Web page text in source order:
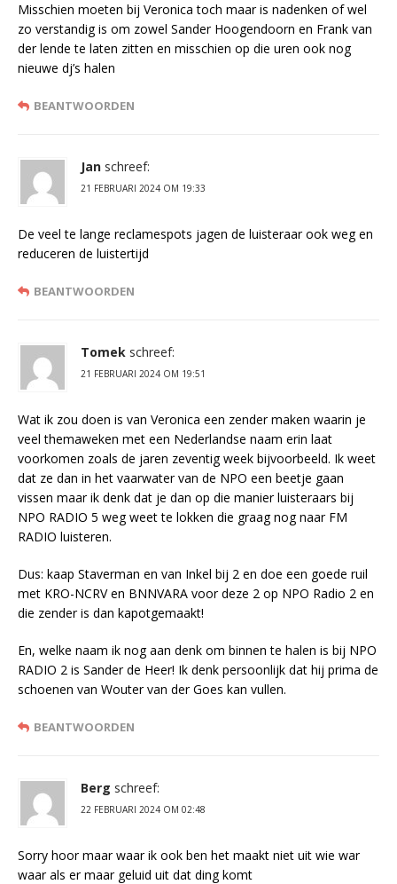
Misschien moeten bij Veronica toch maar is nadenken of wel
zo verstandig is om zowel Sander Hoogendoorn en Frank van
der lende te laten zitten en misschien op die uren ook nog
nieuwe dj’s halen
BEANTWOORDEN
Jan schreef:
21 FEBRUARI 2024 OM 19:33
De veel te lange reclamespots jagen de luisteraar ook weg en
reduceren de luistertijd
BEANTWOORDEN
Tomek schreef:
21 FEBRUARI 2024 OM 19:51
Wat ik zou doen is van Veronica een zender maken waarin je
veel themaweken met een Nederlandse naam erin laat
voorkomen zoals de jaren zeventig week bijvoorbeeld. Ik weet
dat ze dan in het vaarwater van de NPO een beetje gaan
vissen maar ik denk dat je dan op die manier luisteraars bij
NPO RADIO 5 weg weet te lokken die graag nog naar FM
RADIO luisteren.
Dus: kaap Staverman en van Inkel bij 2 en doe een goede ruil
met KRO-NCRV en BNNVARA voor deze 2 op NPO Radio 2 en
die zender is dan kapotgemaakt!
En, welke naam ik nog aan denk om binnen te halen is bij NPO
RADIO 2 is Sander de Heer! Ik denk persoonlijk dat hij prima de
schoenen van Wouter van der Goes kan vullen.
BEANTWOORDEN
Berg schreef:
22 FEBRUARI 2024 OM 02:48
Sorry hoor maar waar ik ook ben het maakt niet uit wie war
waar als er maar geluid uit dat ding komt